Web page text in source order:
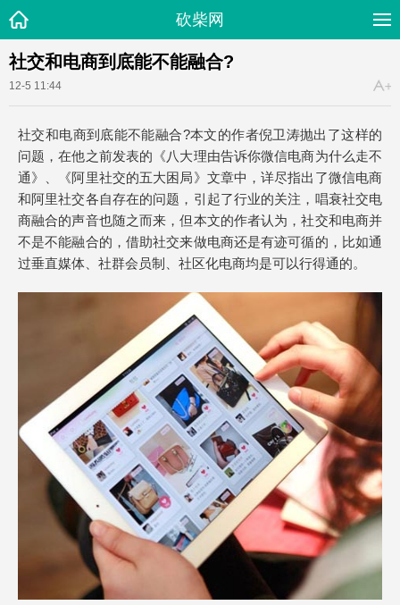
砍柴网
社交和电商到底能不能融合?
12-5 11:44
社交和电商到底能不能融合?本文的作者倪卫涛抛出了这样的
问题，在他之前发表的《八大理由告诉你微信电商为什么走不
通》、《阿里社交的五大困局》文章中，详尽指出了微信电商
和阿里社交各自存在的问题，引起了行业的关注，唱衰社交电
商融合的声音也随之而来，但本文的作者认为，社交和电商并
不是不能融合的，借助社交来做电商还是有迹可循的，比如通
过垂直媒体、社群会员制、社区化电商均是可以行得通的。